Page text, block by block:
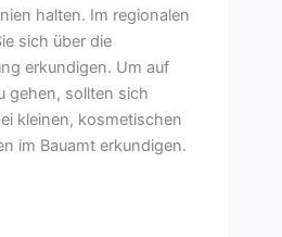
halten. Im regionalen
sich über die
erkundigen. Um auf
gehen, sollten sich
kleinen, kosmetischen
im Bauamt erkundigen.